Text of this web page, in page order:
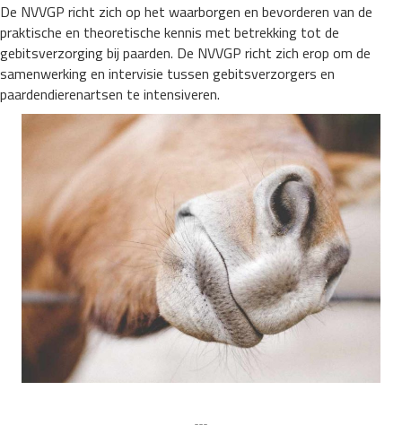
De NVVGP richt zich op het waarborgen en bevorderen van de
praktische en theoretische kennis met betrekking tot de
gebitsverzorging bij paarden. De NVVGP richt zich erop om de
samenwerking en intervisie tussen gebitsverzorgers en
paardendierenartsen te intensiveren.